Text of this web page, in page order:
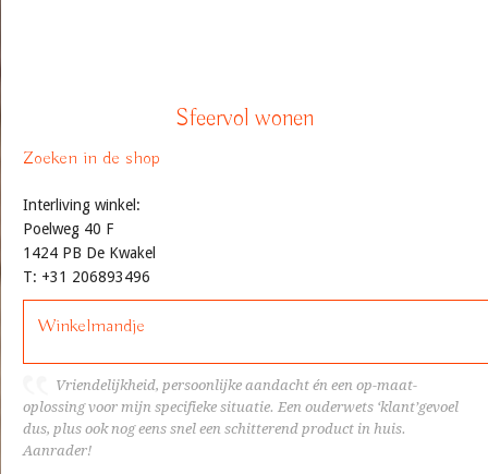
Sfeervol wonen
Zoeken in de shop
Interliving winkel:
Poelweg 40 F
1424 PB De Kwakel
T: +31 206893496
Winkelmandje
Vriendelijkheid, persoonlijke aandacht én een op-maat-
oplossing voor mijn specifieke situatie. Een ouderwets ‘klant’gevoel
dus, plus ook nog eens snel een schitterend product in huis.
Aanrader!